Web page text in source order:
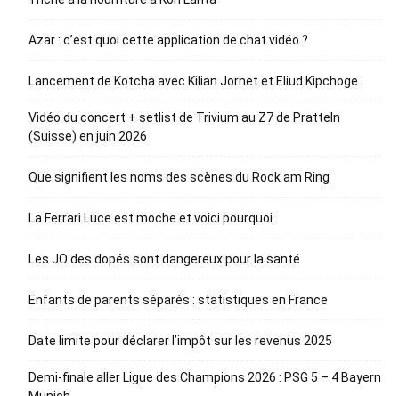
Azar : c’est quoi cette application de chat vidéo ?
Lancement de Kotcha avec Kilian Jornet et Eliud Kipchoge
Vidéo du concert + setlist de Trivium au Z7 de Pratteln
(Suisse) en juin 2026
Que signifient les noms des scènes du Rock am Ring
La Ferrari Luce est moche et voici pourquoi
Les JO des dopés sont dangereux pour la santé
Enfants de parents séparés : statistiques en France
Date limite pour déclarer l’impôt sur les revenus 2025
Demi-finale aller Ligue des Champions 2026 : PSG 5 – 4 Bayern